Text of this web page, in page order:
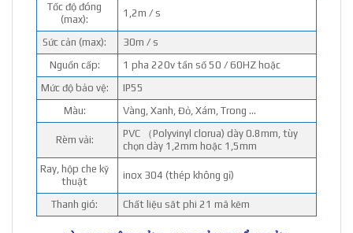
Tốc độ đóng
(max):
1,2m / s
Sức cản (max):
30m / s
Nguồn cấp:
1 pha 220v tần số 50 / 60HZ hoặc
Mức độ bảo vệ:
IP55
Màu:
Vàng, Xanh, Đỏ, Xám, Trong …
Rèm vải:
PVC （Polyvinyl clorua) dày 0.8mm, tùy
chọn dày 1,2mm hoặc 1,5mm
Ray, hộp che kỹ
thuật
inox 304 (thép không gỉ)
Thanh gió: Chất liệu săt phi 21 mã kẽm